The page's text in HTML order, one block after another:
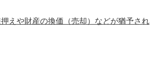
えや財産の換価（売却）などが猶予され